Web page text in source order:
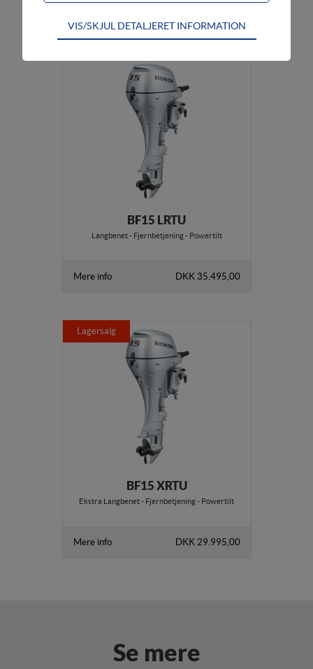
BF15 LRTU
Langbenet - Fjernbetjening - Powertilt
Mere info DKK 35.495,00
Lagersalg
BF15 XRTU
Ekstra Langbenet - Fjernbetjening - Powertilt
Mere info DKK 29.995,00
Se mere
Teknisk
Tekniske cookies er nødvendige for hjemmesidens
adgangskontrol samt indkøbskurv og kan derfor ikke
Statistik-cookies bruges til at optimere design,
brugervenlighed og effektiviteten af en hjemmeside.
Fx ved at indsamle besøgsstatistik om antal besøg og
hvordan hjemmesiden bruges.
Personaliserings-cookies (tracking-cookies)
indsamler brugerens digitale fodspor på tværs af
interesserer sig for/søger på for at kunne
Markedsføring
Markedsførings-cookies (tracking-cookies)
indsamler brugerens digitale fodspor på tværs af
flere hjemmesider og registrerer, hvad brugeren
interesserer sig for/søger på for at kunne vise
personrettede annoncer, når denne færdes på
VIS/SKJUL DETALJERET INFORMATION